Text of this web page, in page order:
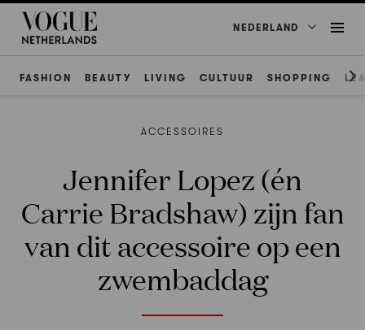
NEDERLAND
FASHION BEAUTY LIVING CULTUUR SHOPPING
ACCESSOIRES
Jennifer Lopez (én
Carrie Bradshaw) zijn fan
van dit accessoire op een
zwembaddag